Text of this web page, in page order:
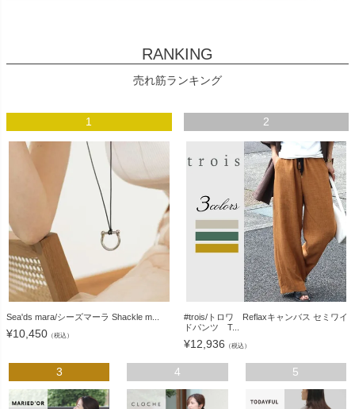
RANKING
売れ筋ランキング
1
Sea'ds mara/シーズマーラ Shackle m...
¥10,450 （税込）
2
#trois/トロワ Reflaxキャンバス セミワイ
ドパンツ T...
¥12,936 （税込）
3 4 5